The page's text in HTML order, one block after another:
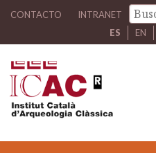
CONTACTO INTRANET
ES
EN